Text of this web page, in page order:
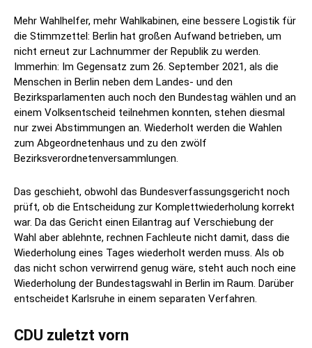
Mehr Wahlhelfer, mehr Wahlkabinen, eine bessere Logistik für
die Stimmzettel: Berlin hat großen Aufwand betrieben, um
nicht erneut zur Lachnummer der Republik zu werden.
Immerhin: Im Gegensatz zum 26. September 2021, als die
Menschen in Berlin neben dem Landes- und den
Bezirksparlamenten auch noch den Bundestag wählen und an
einem Volksentscheid teilnehmen konnten, stehen diesmal
nur zwei Abstimmungen an. Wiederholt werden die Wahlen
zum Abgeordnetenhaus und zu den zwölf
Bezirksverordnetenversammlungen.
Das geschieht, obwohl das Bundesverfassungsgericht noch
prüft, ob die Entscheidung zur Komplettwiederholung korrekt
war. Da das Gericht einen Eilantrag auf Verschiebung der
Wahl aber ablehnte, rechnen Fachleute nicht damit, dass die
Wiederholung eines Tages wiederholt werden muss. Als ob
das nicht schon verwirrend genug wäre, steht auch noch eine
Wiederholung der Bundestagswahl in Berlin im Raum. Darüber
entscheidet Karlsruhe in einem separaten Verfahren.
CDU zuletzt vorn